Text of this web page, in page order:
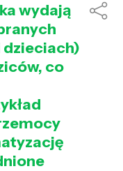
wydają
co